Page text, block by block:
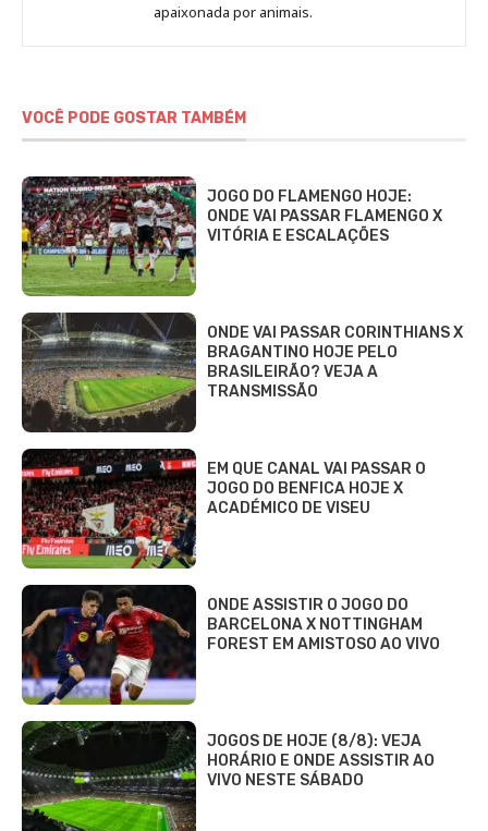
Fabbri
apaixonada por animais.
VOCÊ PODE GOSTAR TAMBÉM
JOGO DO FLAMENGO HOJE:
ONDE VAI PASSAR FLAMENGO X
VITÓRIA E ESCALAÇÕES
ONDE VAI PASSAR CORINTHIANS X
BRAGANTINO HOJE PELO
BRASILEIRÃO? VEJA A
TRANSMISSÃO
EM QUE CANAL VAI PASSAR O
JOGO DO BENFICA HOJE X
ACADÉMICO DE VISEU
ONDE ASSISTIR O JOGO DO
BARCELONA X NOTTINGHAM
FOREST EM AMISTOSO AO VIVO
JOGOS DE HOJE (8/8): VEJA
HORÁRIO E ONDE ASSISTIR AO
VIVO NESTE SÁBADO